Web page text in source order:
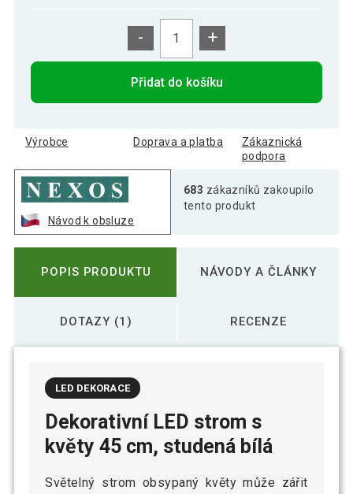
- +
Přidat do košíku
Výrobce Doprava a platba
Zákaznická
podpora
Návod k obsluze
683 zákazníků zakoupilo
tento produkt
POPIS PRODUKTU NÁVODY A ČLÁNKY
DOTAZY (1) RECENZE
LED DEKORACE
Dekorativní LED strom s
květy 45 cm, studená bílá
Světelný strom obsypaný květy může zářit